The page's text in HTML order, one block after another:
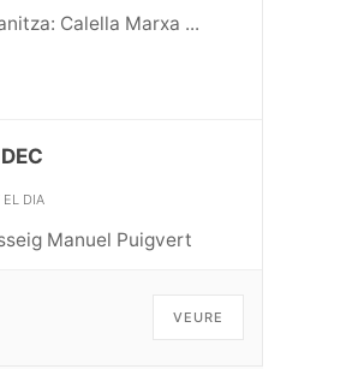
Calella Marxa ...
EL DIA
Manuel Puigvert
VEURE